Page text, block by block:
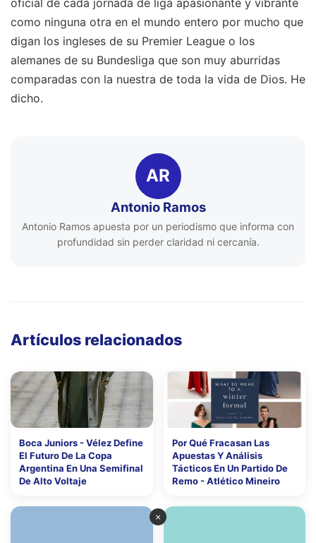
AR
Antonio Ramos
Antonio Ramos apuesta por un periodismo que informa con
profundidad sin perder claridad ni cercanía.
Artículos relacionados
Boca Juniors - Vélez Define
El Futuro De La Copa
Argentina En Una Semifinal
De Alto Voltaje
Por Qué Fracasan Las
Apuestas Y Análisis
Tácticos En Un Partido De
Remo - Atlético Mineiro
×